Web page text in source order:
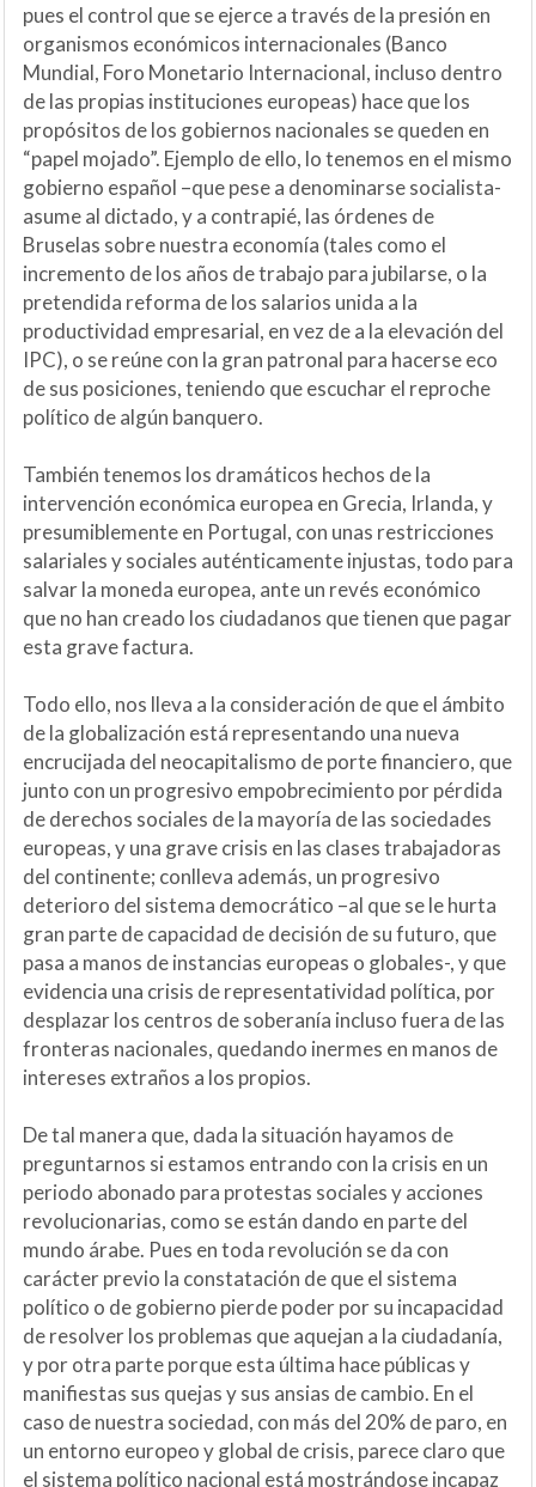
pues el control que se ejerce a través de la presión en
organismos económicos internacionales (Banco
Mundial, Foro Monetario Internacional, incluso dentro
de las propias instituciones europeas) hace que los
propósitos de los gobiernos nacionales se queden en
“papel mojado”. Ejemplo de ello, lo tenemos en el mismo
gobierno español –que pese a denominarse socialista-
asume al dictado, y a contrapié, las órdenes de
Bruselas sobre nuestra economía (tales como el
incremento de los años de trabajo para jubilarse, o la
pretendida reforma de los salarios unida a la
productividad empresarial, en vez de a la elevación del
IPC), o se reúne con la gran patronal para hacerse eco
de sus posiciones, teniendo que escuchar el reproche
político de algún banquero.
También tenemos los dramáticos hechos de la
intervención económica europea en Grecia, Irlanda, y
presumiblemente en Portugal, con unas restricciones
salariales y sociales auténticamente injustas, todo para
salvar la moneda europea, ante un revés económico
que no han creado los ciudadanos que tienen que pagar
esta grave factura.
Todo ello, nos lleva a la consideración de que el ámbito
de la globalización está representando una nueva
encrucijada del neocapitalismo de porte financiero, que
junto con un progresivo empobrecimiento por pérdida
de derechos sociales de la mayoría de las sociedades
europeas, y una grave crisis en las clases trabajadoras
del continente; conlleva además, un progresivo
deterioro del sistema democrático –al que se le hurta
gran parte de capacidad de decisión de su futuro, que
pasa a manos de instancias europeas o globales-, y que
evidencia una crisis de representatividad política, por
desplazar los centros de soberanía incluso fuera de las
fronteras nacionales, quedando inermes en manos de
intereses extraños a los propios.
De tal manera que, dada la situación hayamos de
preguntarnos si estamos entrando con la crisis en un
periodo abonado para protestas sociales y acciones
revolucionarias, como se están dando en parte del
mundo árabe. Pues en toda revolución se da con
carácter previo la constatación de que el sistema
político o de gobierno pierde poder por su incapacidad
de resolver los problemas que aquejan a la ciudadanía,
y por otra parte porque esta última hace públicas y
manifiestas sus quejas y sus ansias de cambio. En el
caso de nuestra sociedad, con más del 20% de paro, en
un entorno europeo y global de crisis, parece claro que
el sistema político nacional está mostrándose incapaz